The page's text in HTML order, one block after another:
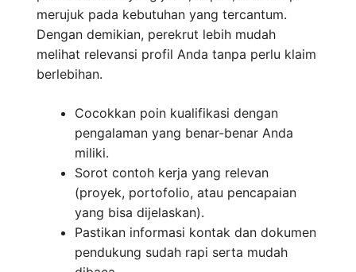
merujuk pada kebutuhan yang tercantum.
Dengan demikian, perekrut lebih mudah
melihat relevansi profil Anda tanpa perlu klaim
berlebihan.
Cocokkan poin kualifikasi dengan
pengalaman yang benar-benar Anda
miliki.
Sorot contoh kerja yang relevan
(proyek, portofolio, atau pencapaian
yang bisa dijelaskan).
Pastikan informasi kontak dan dokumen
pendukung sudah rapi serta mudah